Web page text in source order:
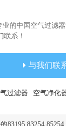
的中国空气过滤
系！
与我们联
过滤器 空气净化
83195 83254